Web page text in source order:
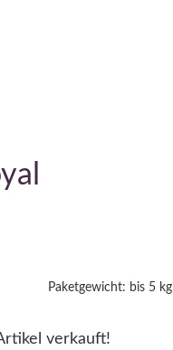
Paketgewicht: bis 5 kg
verkauft!